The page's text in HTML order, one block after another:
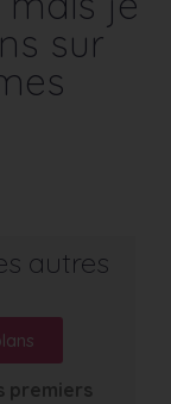
sur
autres
premiers